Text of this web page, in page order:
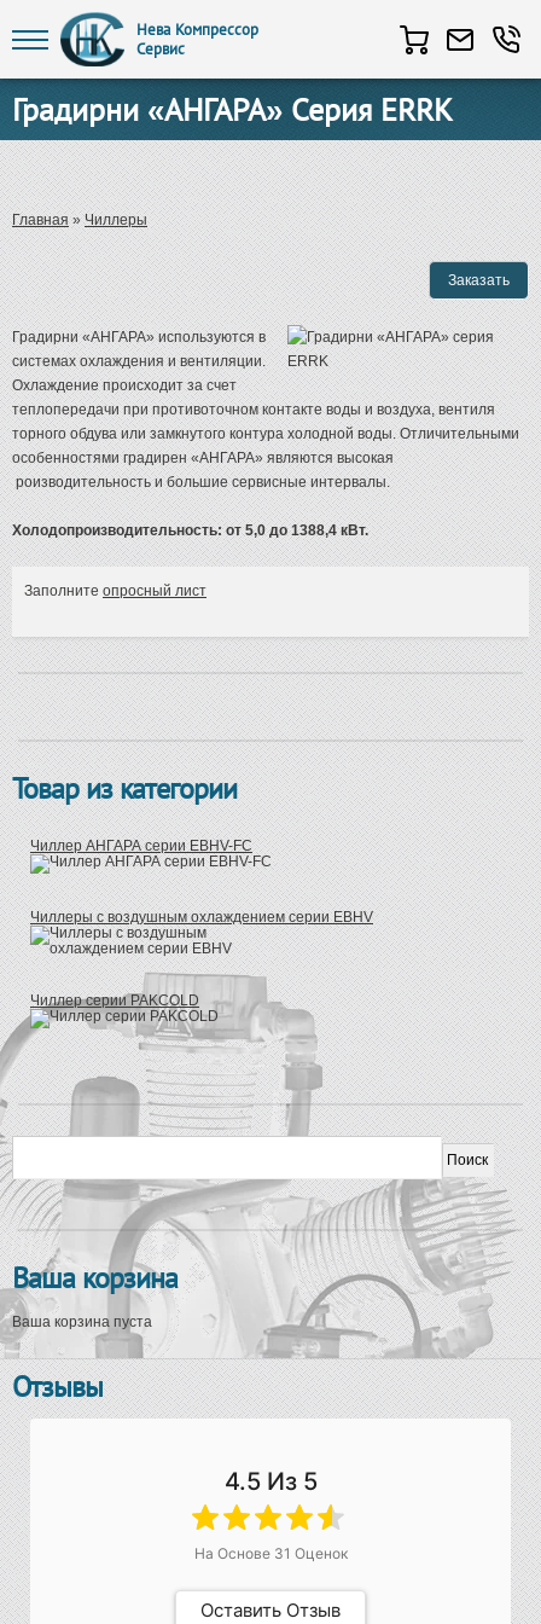
Нева Компрессор
Сервис
Градирни «АНГАРА» Серия ERRK
Вы здесь
Главная»Чиллеры
Градирни «АНГАРА» используются в
системах охлаждения и вентиляции.
Охлаждение происходит за счет
теплопередачи при противоточном контакте воды и воздуха, вентиля
торного обдува или замкнутого контура холодной воды. Отличительными
особенностями градирен «АНГАРА» являются высокая
роизводительность и большие сервисные интервалы.
Холодопроизводительность: от 5,0 до 1388,4 кВт.
Заполните опросный лист
Товар из категории
Чиллер АНГАРА серии EBHV-FC
Чиллеры с воздушным охлаждением серии EBHV
Чиллер серии PAKCOLD
Ваша корзина
Ваша корзина пуста
Отзывы
4.5Из 5
На Основе 31 Оценок
Оставить Отзыв